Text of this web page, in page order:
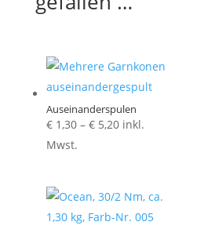
Auseinanderspulen
€1,30 – €5,20Preisspanne:
inkl.
Mwst.